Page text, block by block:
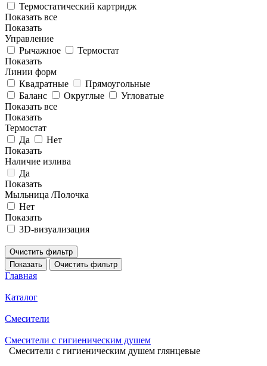
Термостатический картридж
Показать все
Показать
Управление
Рычажное
Термостат
Показать
Линии форм
Квадратные
Прямоугольные
Баланс
Округлые
Угловатые
Показать все
Показать
Термостат
Да
Нет
Показать
Наличие излива
Да
Показать
Мыльница /Полочка
Нет
Показать
3D-визуализация
Очистить фильтр
Показать
Очистить фильтр
Главная
Каталог
Смесители
Смесители с гигиеническим душем
Смесители с гигиеническим душем глянцевые